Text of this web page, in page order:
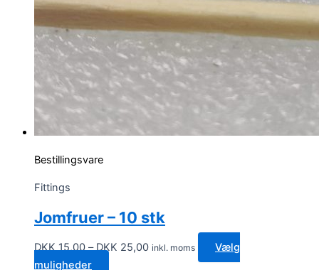
Bestillingsvare
Fittings
Jomfruer – 10 stk
DKK15,00 – DKK 25,00Prisinterval:
DKK 15,00
inkl. moms
Vælg
muligheder